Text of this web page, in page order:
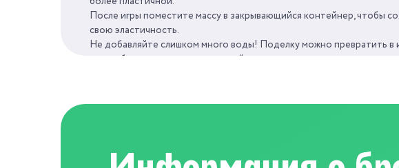
После игры поместите массу в закрывающийся контейнер, чтобы
свою эластичность.
Не добавляйте слишком много воды! Поделку можно превратить в
месте, беречь от солнечных лучей.